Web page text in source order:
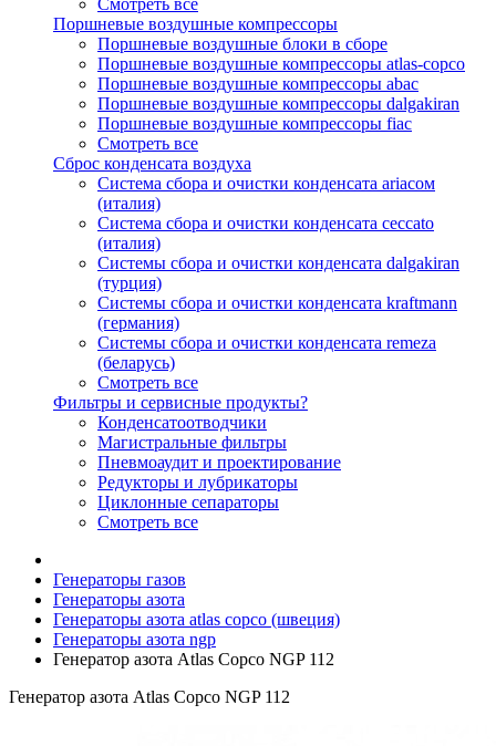
Смотреть все
Поршневые воздушные компрессоры
Поршневые воздушные блоки в сборе
Поршневые воздушные компрессоры atlas-copco
Поршневые воздушные компрессоры abac
Поршневые воздушные компрессоры dalgakiran
Поршневые воздушные компрессоры fiac
Смотреть все
Сброс конденсата воздуха
Система сбора и очистки конденсата ariacом
(италия)
Система сбора и очистки конденсата ceccato
(италия)
Системы сбора и очистки конденсата dalgakiran
(турция)
Системы сбора и очистки конденсата kraftmann
(германия)
Системы сбора и очистки конденсата remeza
(беларусь)
Смотреть все
Фильтры и сервисные продукты?
Конденсатоотводчики
Магистральные фильтры
Пневмоаудит и проектирование
Редукторы и лубрикаторы
Циклонные сепараторы
Смотреть все
Генераторы газов
Генераторы азота
Генераторы азота atlas copco (швеция)
Генераторы азота ngp
Генератор азота Atlas Copco NGP 112
Генератор азота Atlas Copco NGP 112